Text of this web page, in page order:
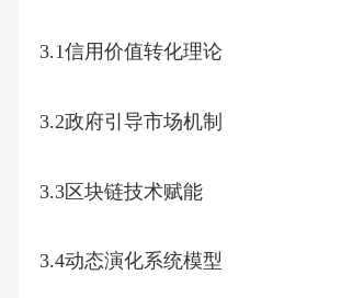
3.1信用价值转化理论
3.2政府引导市场机制
3.3区块链技术赋能
3.4动态演化系统模型